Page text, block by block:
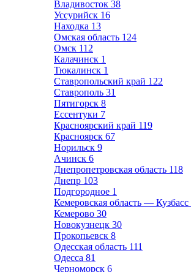
Владивосток 38
Уссурийск 16
Находка 13
Омская область 124
Омск 112
Калачинск 1
Тюкалинск 1
Ставропольский край 122
Ставрополь 31
Пятигорск 8
Ессентуки 7
Красноярский край 119
Красноярск 67
Норильск 9
Ачинск 6
Днепропетровская область 118
Днепр 103
Подгородное 1
Кемеровская область — Кузбасс
Кемерово 30
Новокузнецк 30
Прокопьевск 8
Одесская область 111
Одесса 81
Черноморск 6